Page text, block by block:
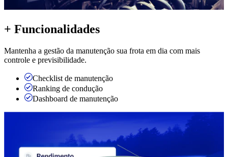
+ Funcionalidades
Mantenha a gestão da manutenção sua frota em dia com mais
controle e previsibilidade.
Checklist de manutenção
Ranking de condução
Dashboard de manutenção